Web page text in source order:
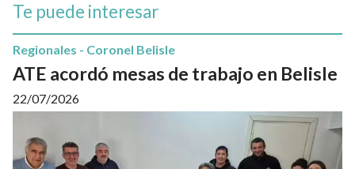
Te puede interesar
ATE acordó mesas de trabajo en Belisle
Regionales - Coronel Belisle
22/07/2026